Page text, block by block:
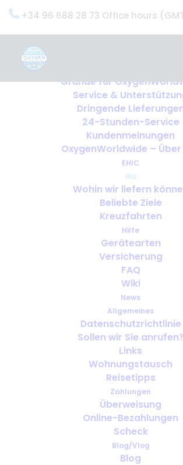
+34 96 688 28 73 Office hours
Gründe für
Service &
Dringende
24-Stunden-Service
Kundenmeinungen
OxygenWorldwide – Über
EHIC
Wo
Wohin wir liefern
Beliebte Ziele
Kreuzfahrten
Hilfe
Gerätearten
Versicherung
FAQ
Wiki
News
Allgemeines
Datenschutzrichtlinie
Sollen wir Sie anrufen?
Links
Wohnungstausch
Reisetipps
Zahlungen
Überweisung
Online-Bezahlungen
Scheck
Blog/Vlog
Blog
Home Wo
Wohin wir liefern können